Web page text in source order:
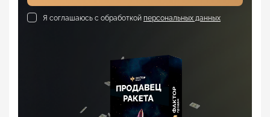
Я соглашаюсь с обработкой персональных данных